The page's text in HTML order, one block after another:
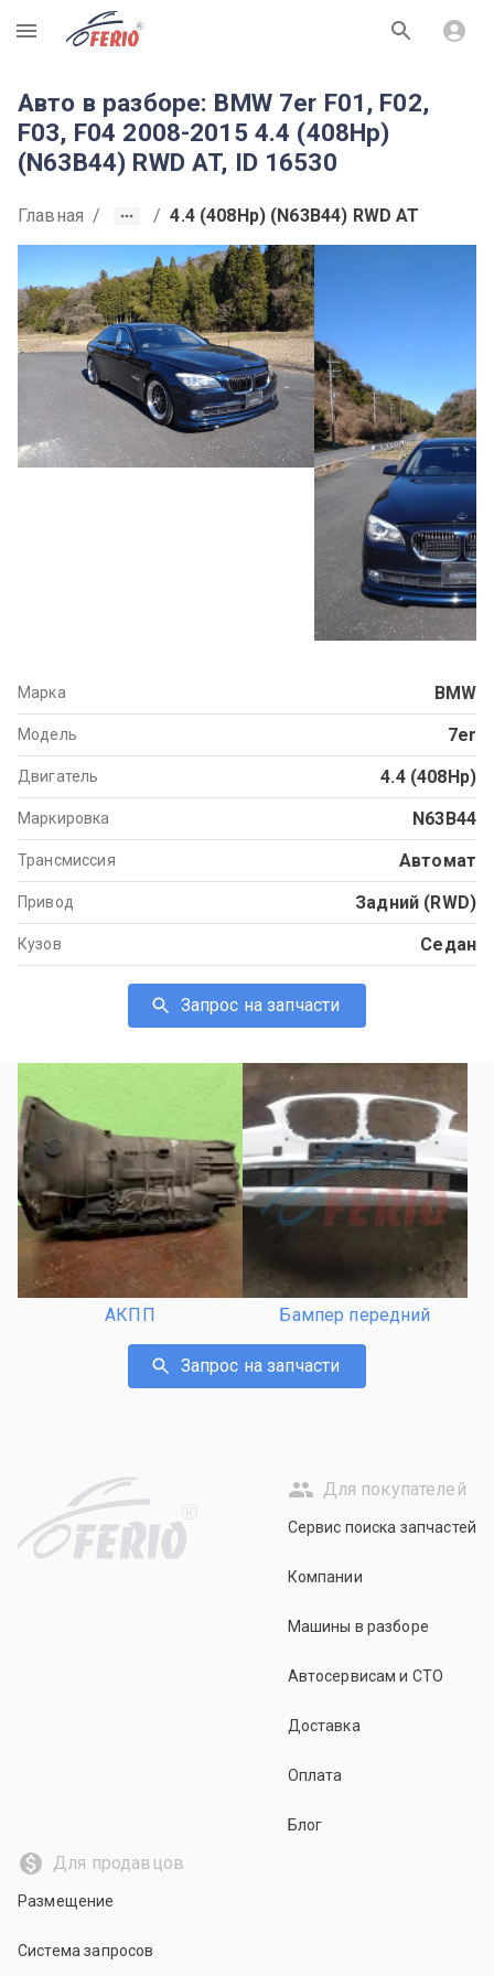
R
Авто в разборе: BMW 7er F01, F02,
F03, F04 2008-2015 4.4 (408Hp)
(N63B44) RWD AT, ID 16530
Главная / / 4.4 (408Hp) (N63B44) RWD AT
Марка BMW
Модель 7er
Двигатель 4.4 (408Hp)
Маркировка N63B44
Трансмиссия Автомат
Привод Задний (RWD)
Кузов Седан
Запрос на запчасти
АКПП Бампер передний
Запрос на запчасти
R
Для покупателей
Сервис поиска запчастей
Компании
Машины в разборе
Автосервисам и СТО
Доставка
Оплата
Блог
Для продавцов
Размещение
Система запросов